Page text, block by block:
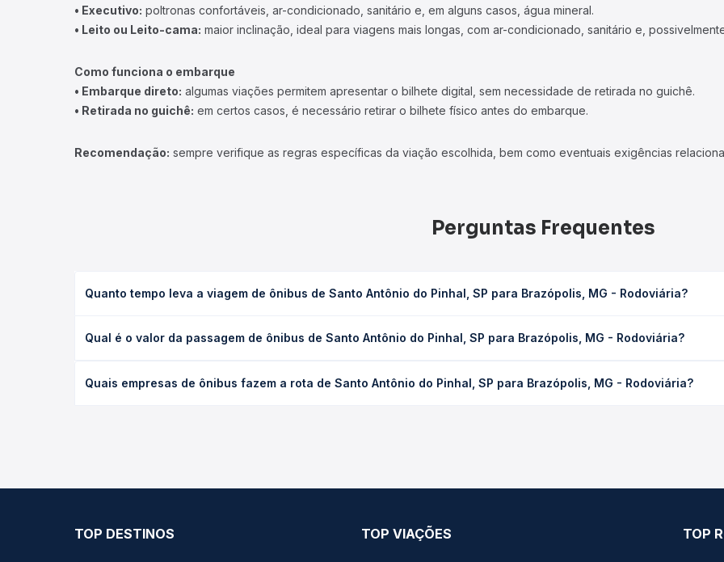
• Executivo: poltronas confortáveis, ar-condicionado, sanitário e, em alguns casos, água mineral.
• Leito ou Leito-cama: maior inclinação, ideal para viagens mais longas, com ar-condicionado, sanitário e,
Como funciona o embarque
• Embarque direto: algumas viações permitem apresentar o bilhete digital, sem necessidade de retirada no guichê.
• Retirada no guichê: em certos casos, é necessário retirar o bilhete físico antes do embarque.
Recomendação: sempre verifique as regras específicas da viação escolhida, bem como eventuais exigências
Perguntas Frequentes
Quanto tempo leva a viagem de ônibus de Santo Antônio do Pinhal, SP para Brazópolis, MG - Rodoviária?
(convencional, executivo ou leito) e as condições de tráfego. Na Quero Passagem você consulta os horários
Qual é o valor da passagem de ônibus de Santo Antônio do Pinhal, SP para Brazópolis, MG - Rodoviária?
empresa, o tipo de poltrona e a antecedência da compra. Na Quero Passagem você compara os preços de todas as
Quais empresas de ônibus fazem a rota de Santo Antônio do Pinhal, SP para Brazópolis, MG - Rodoviária?
TOP DESTINOS TOP VIAÇÕES TOP